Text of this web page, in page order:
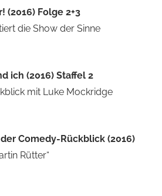
(2016) Folge 2+3
die Show der Sinne
ich (2016) Staffel 2
mit Luke Mockridge
Comedy-Rückblick (2016)
Rütter“